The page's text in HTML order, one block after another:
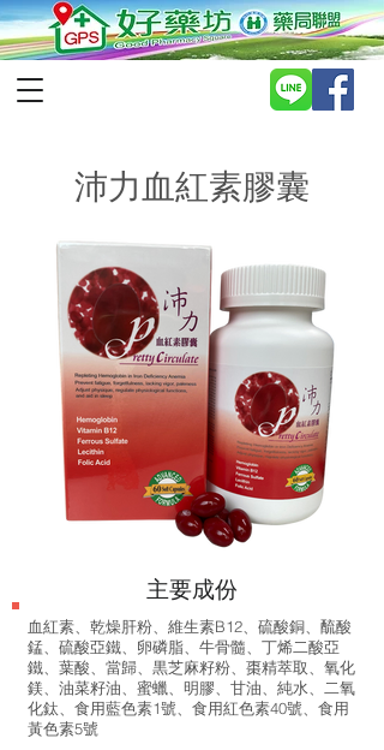
沛力血紅素膠囊
血紅素、乾燥肝粉、維生素B12、硫酸銅、酼酸
錳、硫酸亞鐵、卵磷脂、牛骨髓、丁烯二酸亞
鐵、葉酸、當歸、黒芝麻籽粉、棗精萃取、氧化
鎂、油菜籽油、蜜蠟、明膠、甘油、純水、二氧
化鈦、食用藍色素1號、食用紅色素40號、食用
黃色素5號
​主要成份